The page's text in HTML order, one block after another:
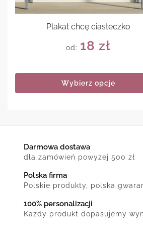
Plakat chcę ciasteczko
od: 18 zł
Wybierz opcje
Darmowa dostawa
dla zamówień powyżej 500 zł
Polska firma
Polskie produkty, polska
100% personalizacji
Każdy produkt dopasujemy